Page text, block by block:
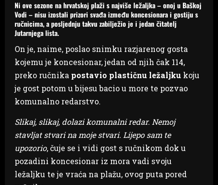
Ni ove sezone na hrvatskoj plaži s najviše ležaljka – onoj u Baškoj
Vodi – nisu izostali prizori svađa između koncesionara i gostiju s
ručnicima, a posljednju takvu zabilježio je i jedan čitatelj
Jutarnjega lista.
On je, naime, poslao snimku razjarenog gosta
kojemu je koncesionar, jedan od njih čak 114,
preko ručnika postavio plastičnu ležaljku koju
je gost potom u bijesu bacio u more te pozvao
komunalno redarstvo.
Slikaj, slikaj, dolazi komunalni redar. Nemoj
stavljat stvari na moje stvari. Lijepo sam te
upozorio, čuje se i vidi gost s ručnikom dok u
pozadini koncesionar iz mora vadi svoju
ležaljku te je vraća na plažu, ovog puta pored